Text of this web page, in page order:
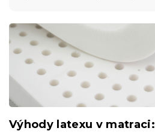
Výhody latexu v matraci: